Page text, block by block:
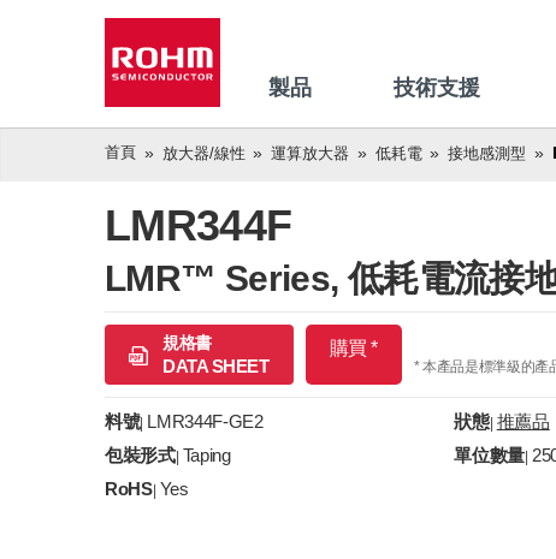
製品 技術支援
首頁 放大器/線性 運算放大器 低耗電 接地感測型
LMR344F
LMR™ Series, 低耗電流接
規格書
DATA SHEET
購買 *
* 本產品是標準級的產
料號| LMR344F-GE2 狀態| 推薦品
包裝形式| Taping 單位數量 |
RoHS| Yes